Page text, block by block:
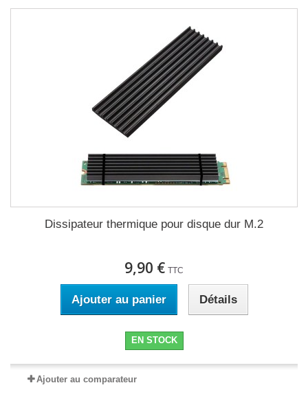
Dissipateur thermique pour disque dur M.2
9,90 € TTC
Ajouter au panier Détails
EN STOCK
Ajouter au comparateur